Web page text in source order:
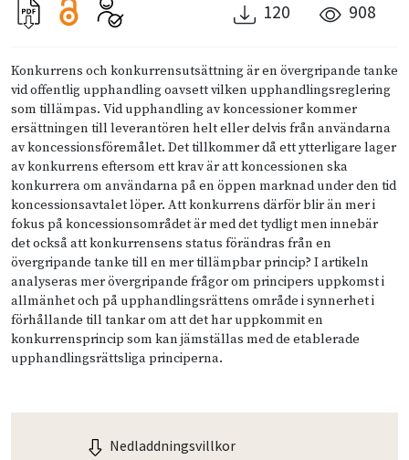
120 908
Konkurrens och konkurrensutsättning är en övergripande tanke
vid offentlig upphandling oavsett vilken upphandlingsreglering
som tillämpas. Vid upphandling av koncessioner kommer
ersättningen till leverantören helt eller delvis från användarna
av koncessionsföremålet. Det tillkommer då ett ytterligare lager
av konkurrens eftersom ett krav är att koncessionen ska
konkurrera om användarna på en öppen marknad under den tid
koncessionsavtalet löper. Att konkurrens därför blir än mer i
fokus på koncessionsområdet är med det tydligt men innebär
det också att konkurrensens status förändras från en
övergripande tanke till en mer tillämpbar princip? I artikeln
analyseras mer övergripande frågor om principers uppkomst i
allmänhet och på upphandlingsrättens område i synnerhet i
förhållande till tankar om att det har uppkommit en
konkurrensprincip som kan jämställas med de etablerade
upphandlingsrättsliga principerna.
Nedladdningsvillkor